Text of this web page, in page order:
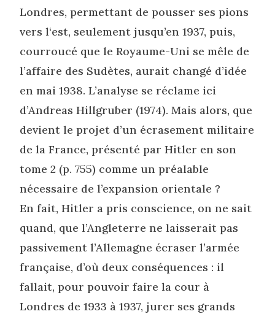
Londres, permettant de pousser ses pions
vers l‘est, seulement jusqu’en 1937, puis,
courroucé que le Royaume-Uni se mêle de
l’affaire des Sudètes, aurait changé d’idée
en mai 1938. L’analyse se réclame ici
d’Andreas Hillgruber (1974). Mais alors, que
devient le projet d’un écrasement militaire
de la France, présenté par Hitler en son
tome 2 (p. 755) comme un préalable
nécessaire de l’expansion orientale ?
En fait, Hitler a pris conscience, on ne sait
quand, que l’Angleterre ne laisserait pas
passivement l’Allemagne écraser l’armée
française, d’où deux conséquences : il
fallait, pour pouvoir faire la cour à
Londres de 1933 à 1937, jurer ses grands